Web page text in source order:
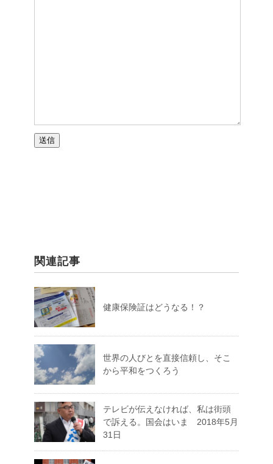
関連記事
健康保険証はどうなる！？
世界の人びとを直接信頼し、そこ
から平和をつくろう
テレビが伝えなければ、私は街頭
で訴える。国会はいま 2018年5月
31日